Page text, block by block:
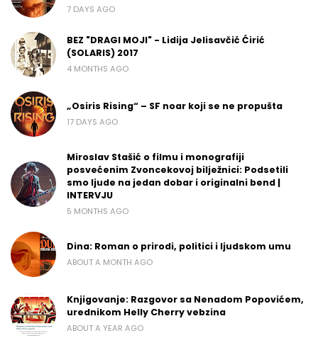
7 DAYS AGO
BEZ "DRAGI MOJI" - Lidija Jelisavčić Ćirić
(SOLARIS) 2017
4 MONTHS AGO
„Osiris Rising“ – SF noar koji se ne propušta
17 DAYS AGO
Miroslav Stašić o filmu i monografiji
posvećenim Zvoncekovoj bilježnici: Podsetili
smo ljude na jedan dobar i originalni bend |
INTERVJU
5 MONTHS AGO
Dina: Roman o prirodi, politici i ljudskom umu
ABOUT A MONTH AGO
Knjigovanje: Razgovor sa Nenadom Popovićem,
urednikom Helly Cherry vebzina
ABOUT A YEAR AGO